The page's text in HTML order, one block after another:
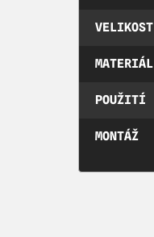
VELIKOST
MATERIÁL
POUŽITÍ
MONTÁŽ